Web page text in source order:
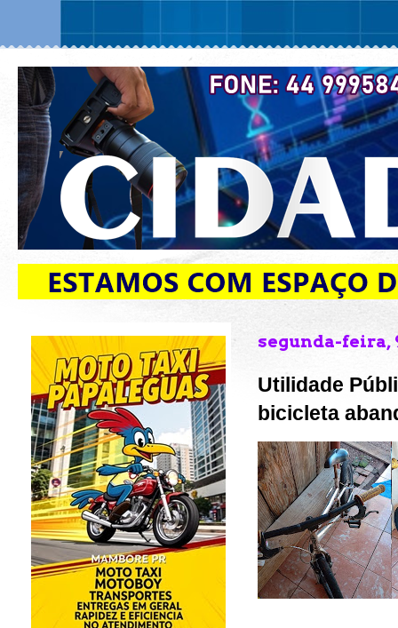
segunda-feira,
Utilidade
bicicleta